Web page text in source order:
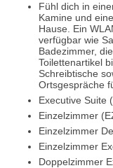
Fühl dich in
Kamine und
Hause. Ein
verfügbar wie
Badezimmer,
Toilettenartikel
Schreibtische
Ortsgespräche
Executive Suite
Einzelzimmer
Einzelzimmer
Einzelzimmer
Doppelzimmer